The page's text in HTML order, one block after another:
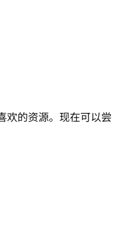
欢的资源。现在可以尝